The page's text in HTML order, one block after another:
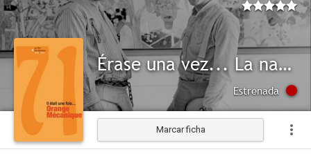
Érase una vez... La naranja mecánica
Estrenada
Marcar ficha